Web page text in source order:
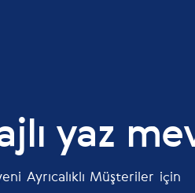
yaz
Ayrıcalıklı Müşteriler için